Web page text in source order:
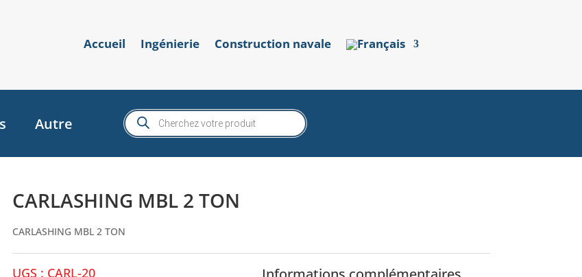
Accueil Ingénierie Construction navale
Autre
Recherche
de
produits
CARLASHING MBL 2 TON
CARLASHING MBL 2 TON
UGS : CARL-20